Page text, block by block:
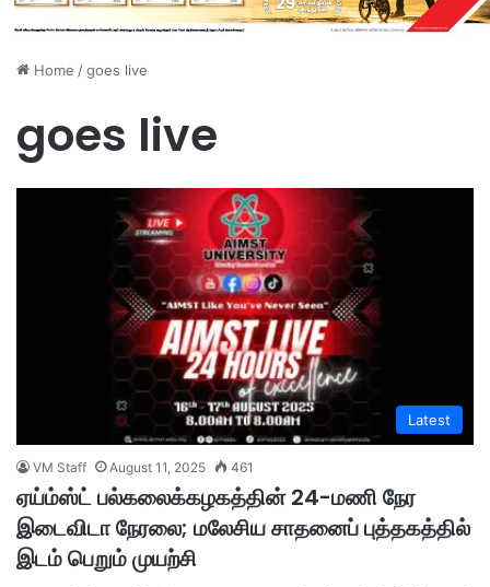
Home /goes live
goes live
Latest
VM Staff August 11, 2025 461
ஏய்ம்ஸ்ட் பல்கலைக்கழகத்தின் 24-மணி நேர
இடைவிடா நேரலை; மலேசிய சாதனைப் புத்தகத்தில்
இடம் பெறும் முயற்சி